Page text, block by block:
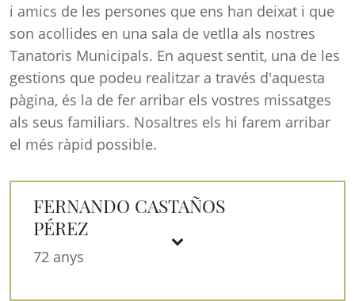
i amics de les persones que ens han deixat i que
son acollides en una sala de vetlla als nostres
Tanatoris Municipals. En aquest sentit, una de les
gestions que podeu realitzar a través d'aquesta
pàgina, és la de fer arribar els vostres missatges
als seus familiars. Nosaltres els hi farem arribar
el més ràpid possible.
FERNANDO CASTAÑOS
PÉREZ
72 anys